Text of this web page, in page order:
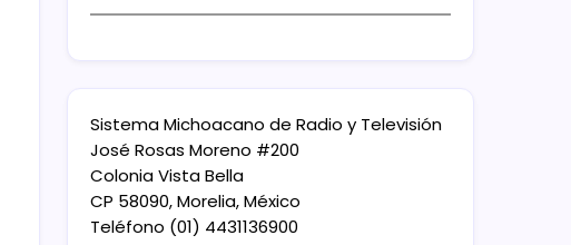
Sistema Michoacano de Radio y Televisión
José Rosas Moreno #200
Colonia Vista Bella
CP 58090, Morelia, México
Teléfono (01) 4431136900